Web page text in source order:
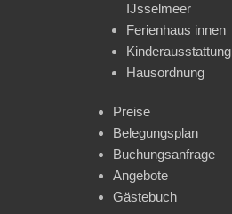
IJsselmeer
Ferienhaus innen
Kinderausstattung
Hausordnung
Preise
Belegungsplan
Buchungsanfrage
Angebote
Gästebuch